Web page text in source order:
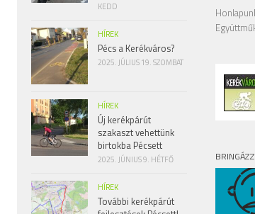
KEDD
HÍREK
Pécs a Kerékváros?
2025. JÚLIUS 19. SZOMBAT
HÍREK
Új kerékpárút
szakaszt vehettünk
birtokba Pécsett
2025. JÚNIUS 9. HÉTFŐ
HÍREK
További kerékpárút